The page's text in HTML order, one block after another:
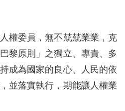
權委員，無不兢兢業業，克
黎原則」之獨立、專責、多
成為國家的良心、人民的依
並落實執行，期能讓人權業